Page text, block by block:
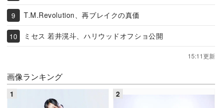
T.M.Revolution、再ブレイクの真価
ミセス 若井滉斗、ハリウッドオフショ公開
15:11更新
画像ランキング